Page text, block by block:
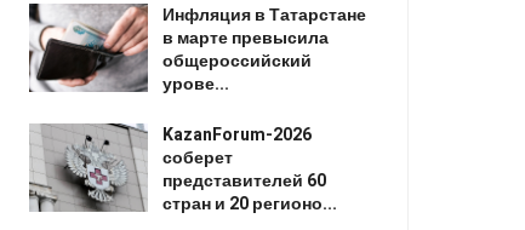
Инфляция в Татарстане
в марте превысила
общероссийский
урове...
KazanForum-2026
соберет
представителей 60
стран и 20 регионо...